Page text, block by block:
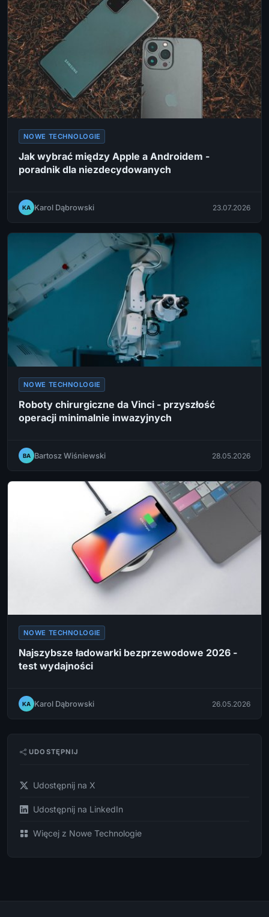
NOWE TECHNOLOGIE
Jak wybrać między Apple a Androidem -
poradnik dla niezdecydowanych
KA Karol Dąbrowski 23.07.2026
NOWE TECHNOLOGIE
Roboty chirurgiczne da Vinci - przyszłość
operacji minimalnie inwazyjnych
BA Bartosz Wiśniewski 28.05.2026
NOWE TECHNOLOGIE
Najszybsze ładowarki bezprzewodowe 2026 -
test wydajności
KA Karol Dąbrowski 26.05.2026
UDOSTĘPNIJ
Udostępnij na X
Udostępnij na LinkedIn
Więcej z Nowe Technologie